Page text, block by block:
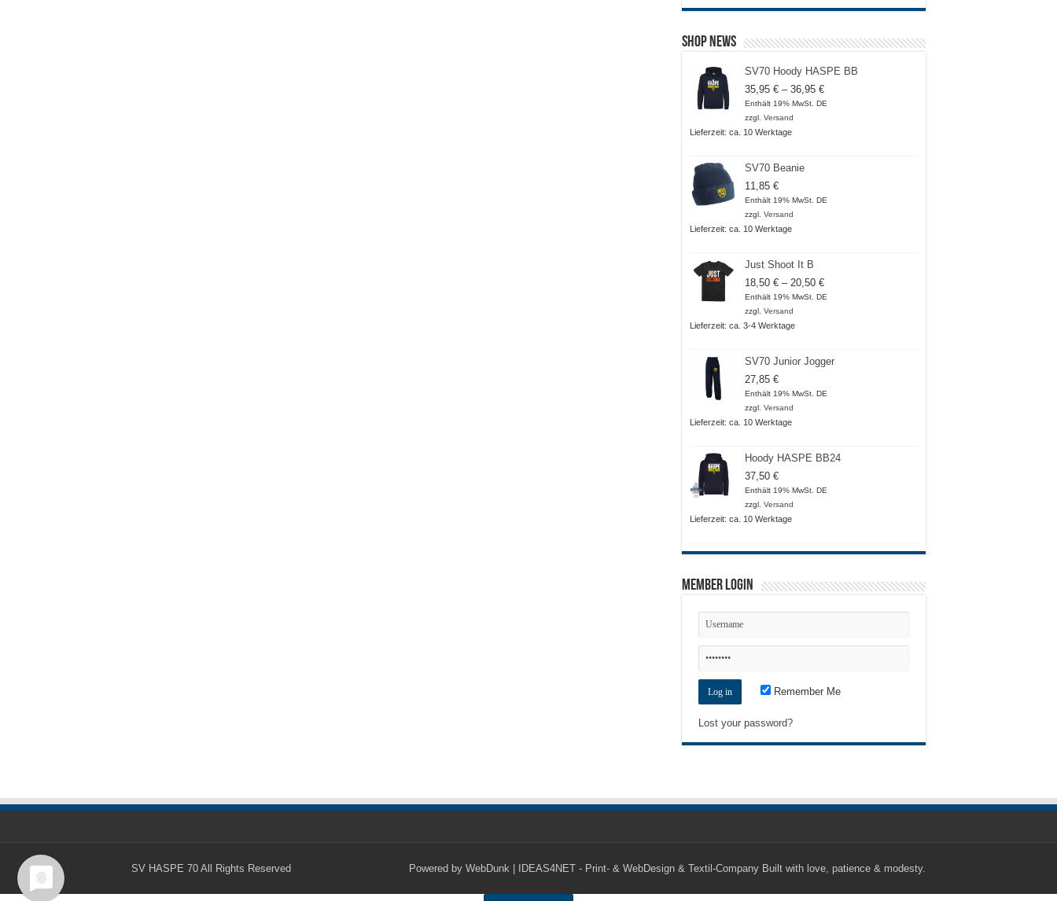
Shop News
SV70 Hoody HASPE BB
35,95 € – 36,95 €Preisspanne:
35,95 €
Enthält 19% MwSt. DE
zzgl. Versand
Lieferzeit: ca. 10 Werktage
SV70 Beanie
11,85 €
Enthält 19% MwSt. DE
zzgl. Versand
Lieferzeit: ca. 10 Werktage
Just Shoot It B
18,50 € – 20,50 €Preisspanne:
18,50 €
Enthält 19% MwSt. DE
zzgl. Versand
Lieferzeit: ca. 3-4 Werktage
SV70 Junior Jogger
27,85 €
Enthält 19% MwSt. DE
zzgl. Versand
Lieferzeit: ca. 10 Werktage
Hoody HASPE BB24
37,50 €
Enthält 19% MwSt. DE
zzgl. Versand
Lieferzeit: ca. 10 Werktage
Member Login
Remember Me
Lost your password?
Powered by WebDunk | IDEAS4NET - Print- & WebDesign & Textil-Company Built with love, patience & modesty.
SV HASPE 70 All Rights Reserved